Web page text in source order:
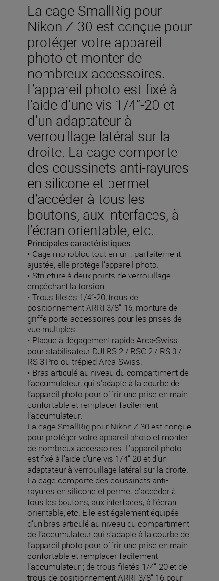
La cage SmallRig pour
Nikon Z 30 est conçue pour
protéger votre appareil
photo et monter de
nombreux accessoires.
L’appareil photo est fixé à
l’aide d’une vis 1/4”-20 et
d’un adaptateur à
verrouillage latéral sur la
droite. La cage comporte
des coussinets anti-rayures
en silicone et permet
d’accéder à tous les
boutons, aux interfaces, à
l’écran orientable, etc.
Principales caractéristiques :
• Cage monobloc tout-en-un : parfaitement
ajustée, elle protège l’appareil photo.
• Structure à deux points de verrouillage
empêchant la torsion.
• Trous filetés 1/4”-20, trous de
positionnement ARRI 3/8”-16, monture de
griffe porte-accessoires pour les prises de
vue multiples.
• Plaque à dégagement rapide Arca-Swiss
pour stabilisateur DJI RS 2 / RSC 2 / RS 3 /
RS 3 Pro ou trépied Arca-Swiss.
• Bras articulé au niveau du compartiment de
l’accumulateur, qui s’adapte à la courbe de
l’appareil photo pour offrir une prise en main
confortable et remplacer facilement
l’accumulateur.
La cage SmallRig pour Nikon Z 30 est conçue
pour protéger votre appareil photo et monter
de nombreux accessoires. L’appareil photo
est fixé à l’aide d’une vis 1/4”-20 et d’un
adaptateur à verrouillage latéral sur la droite.
La cage comporte des coussinets anti-
rayures en silicone et permet d’accéder à
tous les boutons, aux interfaces, à l’écran
orientable, etc. Elle est également équipée
d’un bras articulé au niveau du compartiment
de l’accumulateur qui s’adapte à la courbe de
l’appareil photo pour offrir une prise en main
confortable et remplacer facilement
l’accumulateur ; de trous filetés 1/4”-20 et de
trous de positionnement ARRI 3/8”-16 pour